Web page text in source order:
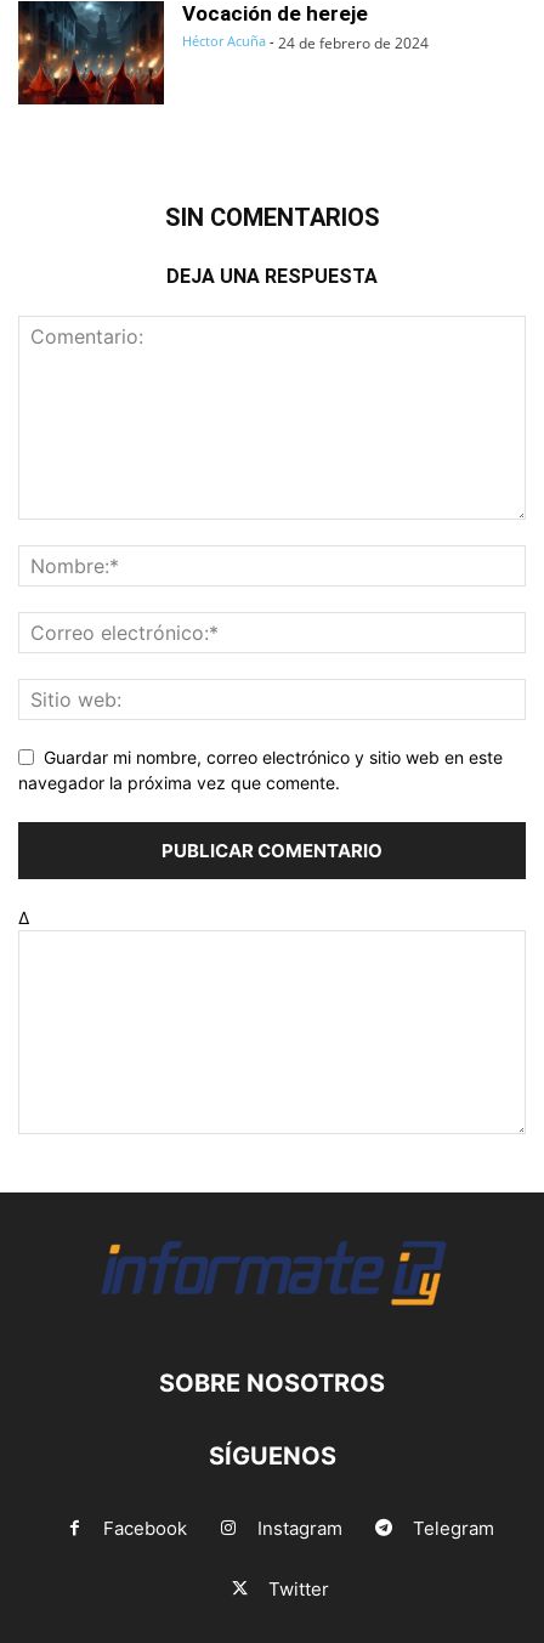
Vocación de hereje
Héctor Acuña - 24 de febrero de 2024
SIN COMENTARIOS
DEJA UNA RESPUESTA
Guardar mi nombre, correo electrónico y sitio web en este
navegador la próxima vez que comente.
Δ
SOBRE NOSOTROS
SÍGUENOS
Facebook Instagram Telegram
Twitter